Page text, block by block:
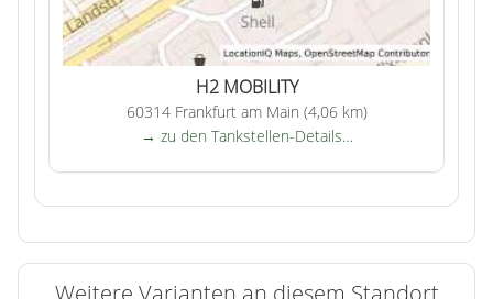
H2 MOBILITY
60314 Frankfurt am Main (4,06 km)
→ zu den Tankstellen-Details…
Weitere Varianten an diesem Standort